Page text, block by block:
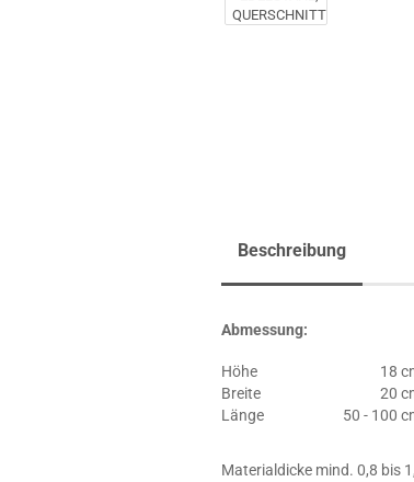
Beschreibung
Abmessung:
Höhe
18
Breite
20
Länge
50 - 100
Materialdicke mind. 0,8 bis